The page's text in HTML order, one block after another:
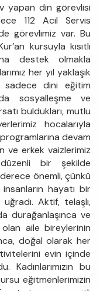
yapan din görevlisi
112 Acil Servis
görevlimiz var. Bu
kursuyla kısıtlı
destek olmakla
her yıl yaklaşık
sadece dini eğitim
sosyalleşme ve
buldukları, mutlu
hocalarıyla
devam
ve erkek vaizlerimiz
bir şekilde
önemli, çünkü
hayatı bir
Aktif, telaşlı,
durağanlaşınca ve
aile bireylerinin
doğal olarak her
evin içinde
bu
eğitmenlerimizin